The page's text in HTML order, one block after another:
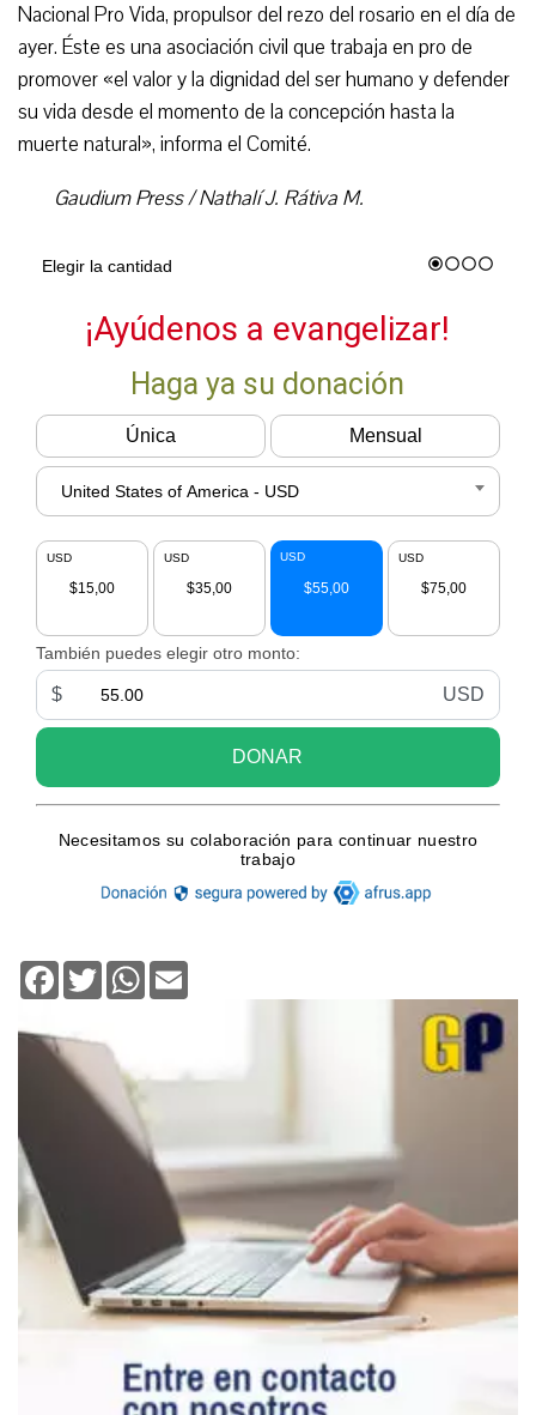
Nacional Pro Vida, propulsor del rezo del rosario en el día de
ayer. Éste es una asociación civil que trabaja en pro de
promover «el valor y la dignidad del ser humano y defender
su vida desde el momento de la concepción hasta la
muerte natural», informa el Comité.
Gaudium Press / Nathalí J. Rátiva M.
Facebook
TwitterWhatsApp